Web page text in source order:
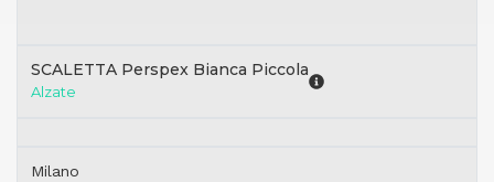
SCALETTA Perspex Bianca Piccola
Alzate
Milano